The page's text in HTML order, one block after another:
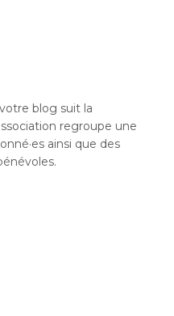
blog suit la
regroupe une
ainsi que des